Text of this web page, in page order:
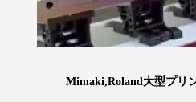
Mimaki,Roland大型プリ